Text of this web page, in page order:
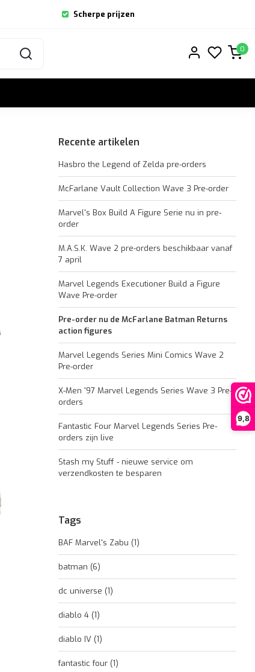
9,8
Scherpe prijzen
0
Recente artikelen
Hasbro the Legend of Zelda pre-orders
McFarlane Vault Collection Wave 3 Pre-order
Marvel's Box Build A Figure Serie nu in pre-
order
M.A.S.K. Wave 2 pre-orders beschikbaar vanaf
7 april
Marvel Legends Executioner Build a Figure
Wave Pre-order
Pre-order nu de McFarlane Batman Returns
action figures
Marvel Legends Series Mini Comics Wave 2
Pre-order
X-Men '97 Marvel Legends Series Wave 3 Pre-
orders
Fantastic Four Marvel Legends Series Pre-
orders zijn live
Stash my Stuff - nieuwe service om
verzendkosten te besparen
Tags
BAF Marvel's Zabu (1)
batman (6)
dc universe (1)
diablo 4 (1)
diablo IV (1)
fantastic four (1)